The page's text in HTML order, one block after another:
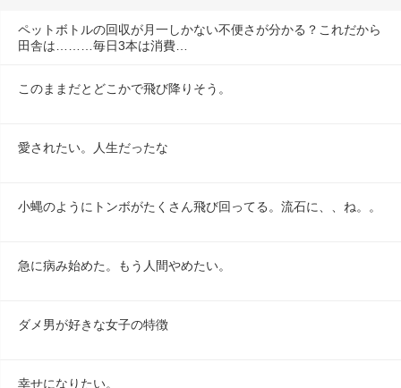
ペットボトルの回収が月一しかない不便さが分かる？これだから
田舎は………毎日3本は消費…
このままだとどこかで飛び降りそう。
愛されたい。人生だったな
小蝿のようにトンボがたくさん飛び回ってる。流石に、、ね。。
急に病み始めた。もう人間やめたい。
ダメ男が好きな女子の特徴
幸せになりたい。